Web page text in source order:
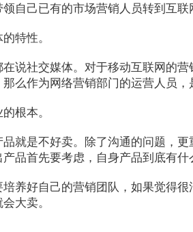
自己已有的市场营销人员转到互联
特性。
说社交媒体。对于移动互联网的
么作为网络营销部门的运营人员
根本。
就是不好卖。除了沟通的问题，
品首先要考虑，自身产品到底有
养好自己的营销团队，如果觉得
大卖。